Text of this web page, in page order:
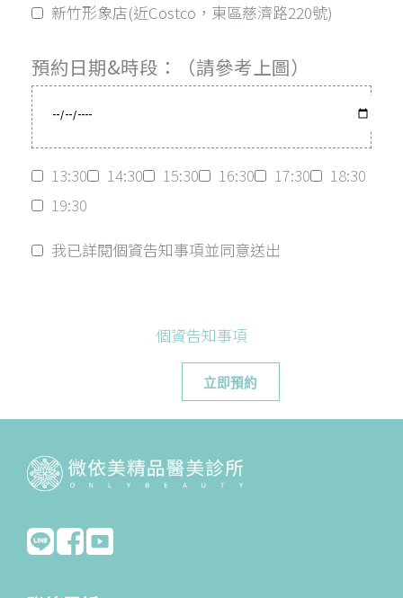
新竹形象店(近Costco，東區慈濟路220號)
預約日期&時段：（請參考上圖）
13:30 14:30 15:30 16:30 17:30
18:30
19:30
我已詳閱個資告知事項並同意送出
個資告知事項